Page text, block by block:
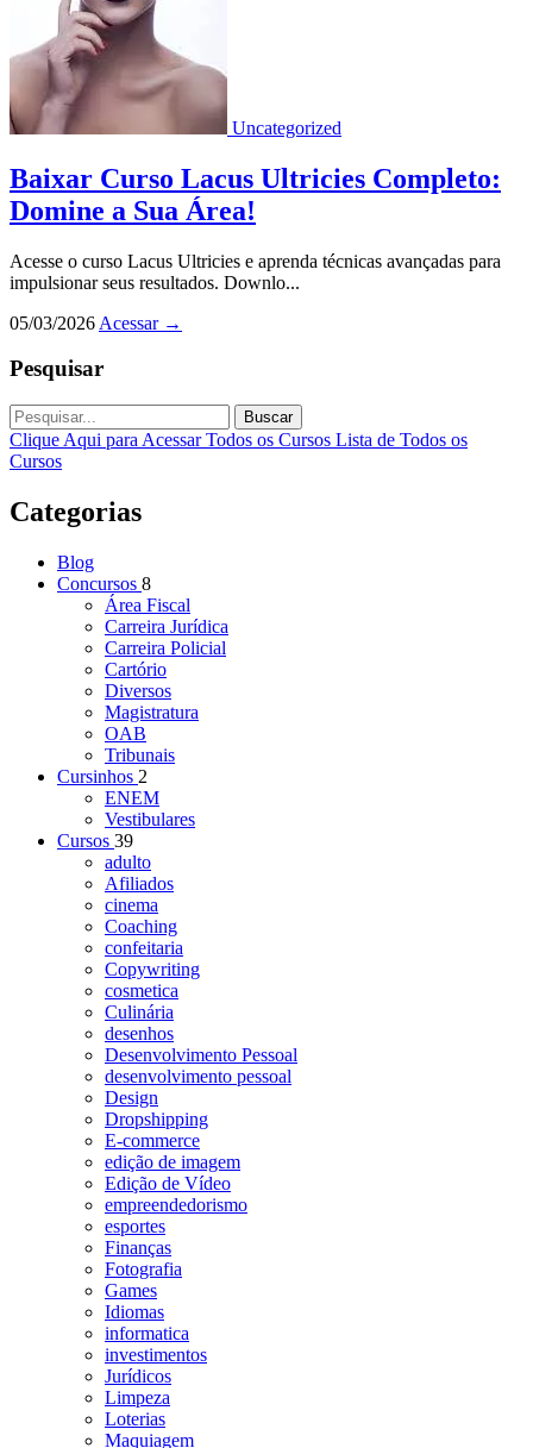
Uncategorized
Baixar Curso Lacus Ultricies Completo:
Domine a Sua Área!
Acesse o curso Lacus Ultricies e aprenda técnicas avançadas para
impulsionar seus resultados. Downlo...
05/03/2026 Acessar →
Pesquisar
Buscar
Clique Aqui para Acessar Todos os Cursos Lista de Todos os
Cursos
Categorias
Blog
Concursos 8
Área Fiscal
Carreira Jurídica
Carreira Policial
Cartório
Diversos
Magistratura
OAB
Tribunais
Cursinhos 2
ENEM
Vestibulares
Cursos 39
adulto
Afiliados
cinema
Coaching
confeitaria
Copywriting
cosmetica
Culinária
desenhos
Desenvolvimento Pessoal
desenvolvimento pessoal
Design
Dropshipping
E-commerce
edição de imagem
Edição de Vídeo
empreendedorismo
esportes
Finanças
Fotografia
Games
Idiomas
informatica
investimentos
Jurídicos
Limpeza
Loterias
Maquiagem